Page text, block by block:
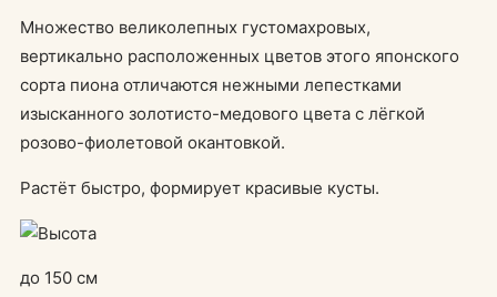
Множество великолепных густомахровых,
вертикально расположенных цветов этого японского
сорта пиона отличаются нежными лепестками
изысканного золотисто-медового цвета с лёгкой
розово-фиолетовой окантовкой.
Растёт быстро, формирует красивые кусты.
до 150 см